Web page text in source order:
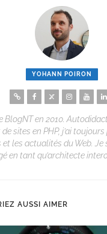
YOHANN POIRON
BlogNT en 2010.
sites en PHP, j’ai
et les actualités du Web.
en tant qu’architecte
AUSSI AIMER